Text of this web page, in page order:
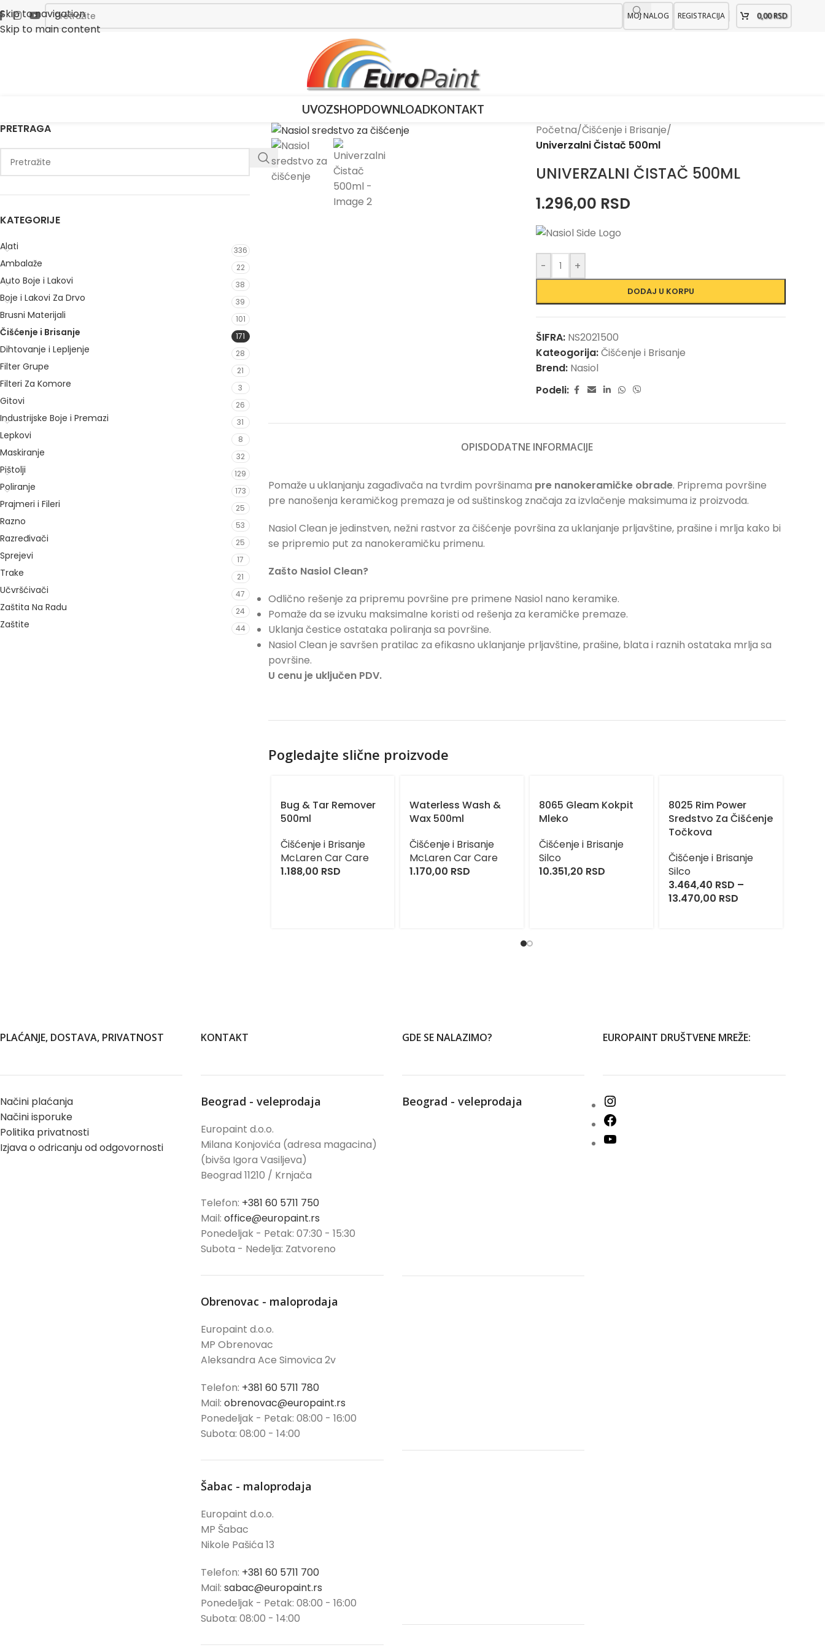
Skip to navigation
Skip to main content
MOJ NALOG REGISTRACIJA 0,00RSD
UVOZSHOPDOWNLOADKONTAKT
PRETRAGA
KATEGORIJE
Alati 336
Ambalaže 22
Auto Boje i Lakovi 38
Boje i Lakovi Za Drvo 39
Brusni Materijali 101
Čišćenje i Brisanje 171
Dihtovanje i Lepljenje 28
Filter Grupe 21
Filteri Za Komore 3
Gitovi 26
Industrijske Boje i Premazi 31
Lepkovi 8
Maskiranje 32
Pištolji 129
Poliranje 173
Prajmeri i Fileri 25
Razno 53
Razređivači 25
Sprejevi 17
Trake 21
Učvršćivači 47
Zaštita Na Radu 24
Zaštite 44
Početna/Čišćenje i Brisanje/
Univerzalni Čistač 500ml
UNIVERZALNI ČISTAČ 500ML
1.296,00 RSD
- +
DODAJ U KORPU
ŠIFRA: NS2021500
Kateogorija:Čišćenje i Brisanje
Brend: Nasiol
Podeli:
OPISDODATNE INFORMACIJE
Pomaže u uklanjanju zagađivača na tvrdim površinama pre nanokeramičke obrade. Priprema površine
pre nanošenja keramičkog premaza je od suštinskog značaja za izvlačenje maksimuma iz proizvoda.
Nasiol Clean je jedinstven, nežni rastvor za čišćenje površina za uklanjanje prljavštine, prašine i mrlja kako bi
se pripremio put za nanokeramičku primenu.
Zašto Nasiol Clean?
Odlično rešenje za pripremu površine pre primene Nasiol nano keramike.
Pomaže da se izvuku maksimalne koristi od rešenja za keramičke premaze.
Uklanja čestice ostataka poliranja sa površine.
Nasiol Clean je savršen pratilac za efikasno uklanjanje prljavštine, prašine, blata i raznih ostataka mrlja sa
površine.
U cenu je uključen PDV.
Pogledajte slične proizvode
Bug & Tar Remover
500ml
Čišćenje i Brisanje
McLaren Car Care
1.188,00 RSD
Waterless Wash &
Wax 500ml
Čišćenje i Brisanje
McLaren Car Care
1.170,00 RSD
8065 Gleam Kokpit
Mleko
Čišćenje i Brisanje
Silco
10.351,20 RSD
8025 Rim Power
Sredstvo Za Čišćenje
Točkova
Čišćenje i Brisanje
Silco
3.464,40 RSD –
13.470,00 RSD
PLAĆANJE, DOSTAVA, PRIVATNOST
Načini plaćanja
Načini isporuke
Politika privatnosti
Izjava o odricanju od odgovornosti
KONTAKT
Beograd - veleprodaja
Europaint d.o.o.
Milana Konjovića (adresa magacina)
(bivša Igora Vasiljeva)
Beograd 11210 / Krnjača
Telefon: +381 60 5711 750
Mail:office@europaint.rs
Ponedeljak - Petak: 07:30 - 15:30
Subota - Nedelja: Zatvoreno
Obrenovac - maloprodaja
Europaint d.o.o.
MP Obrenovac
Aleksandra Ace Simovica 2v
Telefon: +381 60 5711 780
Mail:obrenovac@europaint.rs
Ponedeljak - Petak: 08:00 - 16:00
Subota: 08:00 - 14:00
Šabac - maloprodaja
Europaint d.o.o.
MP Šabac
Nikole Pašića 13
Telefon: +381 60 5711 700
Mail:sabac@europaint.rs
Ponedeljak - Petak: 08:00 - 16:00
Subota: 08:00 - 14:00
GDE SE NALAZIMO?
Beograd - veleprodaja
EUROPAINT DRUŠTVENE MREŽE: